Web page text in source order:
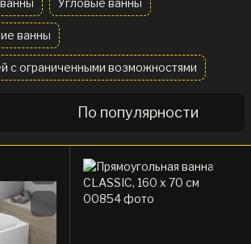
Угловые ванны
ванны
с ограниченными возможностями
По популярности